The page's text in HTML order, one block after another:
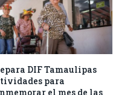
DIF Tamaulipas
para
el mes de las